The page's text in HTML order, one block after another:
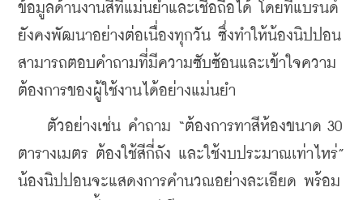
ข้อมูลด้านงานสีที่แม่นยำและเชื่อถือได้ โดยที่แบรนด์
ยังคงพัฒนาอย่างต่อเนื่องทุกวัน ซึ่งทำให้น้องนิปปอน
สามารถตอบคำถามที่มีความซับซ้อนและเข้าใจความ
ต้องการของผู้ใช้งานได้อย่างแม่นยำ
ตัวอย่างเช่น คำถาม “ต้องการทาสีห้องขนาด 30
ตารางเมตร ต้องใช้สีกี่ถัง และใช้งบประมาณเท่าไหร่”
น้องนิปปอนจะแสดงการคำนวณอย่างละเอียด พร้อม